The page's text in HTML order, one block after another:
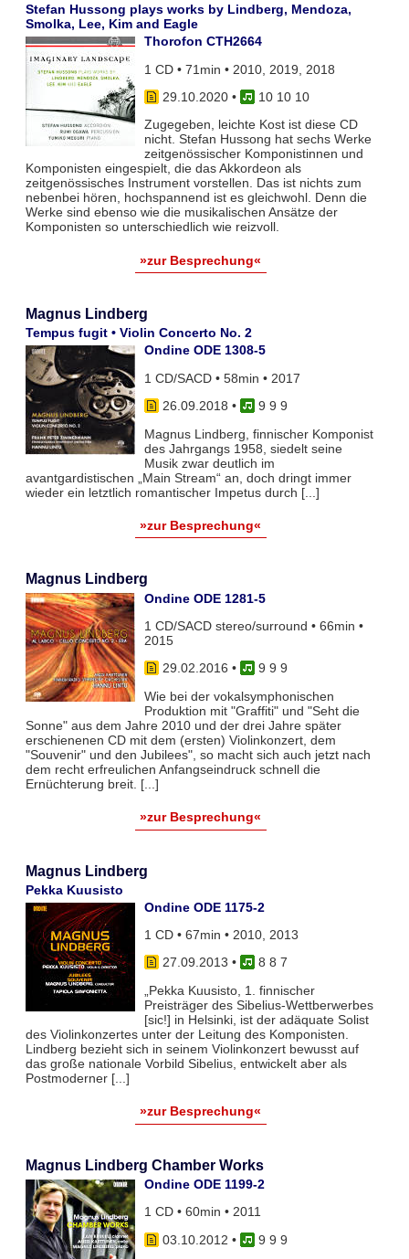
Stefan Hussong plays works by Lindberg, Mendoza,
Smolka, Lee, Kim and Eagle
Thorofon CTH2664
1 CD • 71min • 2010, 2019, 2018
29.10.2020•
10 10 10
Zugegeben, leichte Kost ist diese CD
nicht. Stefan Hussong hat sechs Werke
zeitgenössischer Komponistinnen und
Komponisten eingespielt, die das Akkordeon als
zeitgenössisches Instrument vorstellen. Das ist nichts zum
nebenbei hören, hochspannend ist es gleichwohl. Denn die
Werke sind ebenso wie die musikalischen Ansätze der
Komponisten so unterschiedlich wie reizvoll.
»zur Besprechung«
Magnus Lindberg
Tempus fugit • Violin Concerto No. 2
Ondine ODE 1308-5
1 CD/SACD • 58min • 2017
26.09.2018 •
9 9 9
Magnus Lindberg, finnischer Komponist
des Jahrgangs 1958, siedelt seine
Musik zwar deutlich im
avantgardistischen „Main Stream“ an, doch dringt immer
wieder ein letztlich romantischer Impetus durch [...]
»zur Besprechung«
Magnus Lindberg
Ondine ODE 1281-5
1 CD/SACD stereo/surround • 66min •
2015
29.02.2016 •
9 9 9
Wie bei der vokalsymphonischen
Produktion mit "Graffiti" und "Seht die
Sonne" aus dem Jahre 2010 und der drei Jahre später
erschienenen CD mit dem (ersten) Violinkonzert, dem
"Souvenir" und den Jubilees", so macht sich auch jetzt nach
dem recht erfreulichen Anfangseindruck schnell die
Ernüchterung breit. [...]
»zur Besprechung«
Magnus Lindberg
Pekka Kuusisto
Ondine ODE 1175-2
1 CD • 67min • 2010, 2013
27.09.2013 •
8 8 7
„Pekka Kuusisto, 1. finnischer
Preisträger des Sibelius-Wettberwerbes
[sic!] in Helsinki, ist der adäquate Solist
des Violinkonzertes unter der Leitung des Komponisten.
Lindberg bezieht sich in seinem Violinkonzert bewusst auf
das große nationale Vorbild Sibelius, entwickelt aber als
Postmoderner [...]
»zur Besprechung«
Magnus Lindberg Chamber Works
Ondine ODE 1199-2
1 CD • 60min • 2011
03.10.2012 •
9 9 9